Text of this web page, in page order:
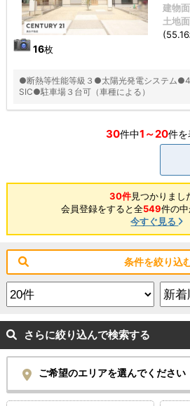
16枚
建物
土地
●断熱等性能等級３●太陽光発電システム
SIC●駐車場３台可（車種による）
30件中1～20件
30件見つかりまし
会員登録をすると全549件の中
今すぐ見る
条件を絞り込
さらに絞り込んで検索する
ご希望のエリアを選んでください